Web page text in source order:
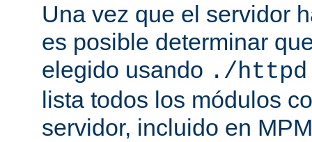
Una vez que el servidor
es posible determinar
elegido usando ./
lista todos los módulos
servidor, incluido en